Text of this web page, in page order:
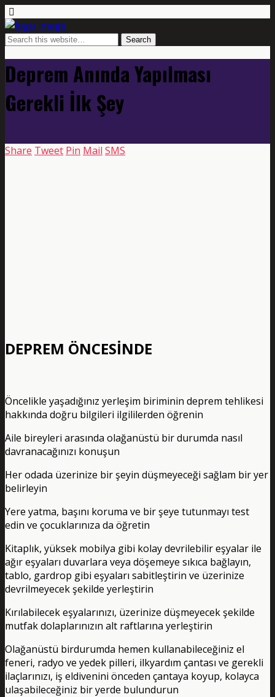
Deprem Anında Yapılması
Gerekli İlk Şey
Share Tweet Pin Mail SMS
DEPREM ÖNCESİNDE
Öncelikle yaşadığınız yerleşim biriminin deprem tehlikesi
hakkında doğru bilgileri ilgililerden öğrenin
Aile bireyleri arasında olağanüstü bir durumda nasıl
davranacağınızı konuşun
Her odada üzerinize bir şeyin düşmeyeceği sağlam bir yer
belirleyin
Yere yatma, başını koruma ve bir şeye tutunmayı test
edin ve çocuklarınıza da öğretin
Kitaplık, yüksek mobilya gibi kolay devrilebilir eşyalar ile
ağır eşyaları duvarlara veya döşemeye sıkıca bağlayın,
tablo, gardrop gibi eşyaları sabitleştirin ve üzerinize
devrilmeyecek şekilde yerleştirin
Kırılabilecek eşyalarınızı, üzerinize düşmeyecek şekilde
mutfak dolaplarınızın alt raftlarına yerleştirin
Olağanüstü birdurumda hemen kullanabileceğiniz el
feneri, radyo ve yedek pilleri, ilkyardım çantası ve gerekli
ilaçlarınızı, iş eldivenini önceden çantaya koyup, kolayca
ulaşabileceğiniz bir yerde bulundurun